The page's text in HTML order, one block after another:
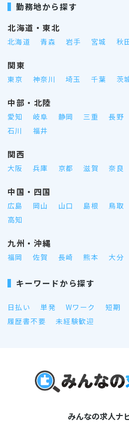
勤務地から探す
北海道・東北
北海道 青森 岩手 宮城 秋
関東
東京 神奈川 埼玉 千葉 茨
中部・北陸
愛知 岐阜 静岡 三重 長野
石川
福井
関西
大阪 兵庫 京都 滋賀 奈良
中国・四国
広島 岡山 山口 島根 鳥取
高知
九州・沖縄
福岡 佐賀 長崎 熊本 大分
キーワードから探す
日払い 単発 Wワーク 短期
履歴書不要
未経験歓迎
みんなの求人ナ